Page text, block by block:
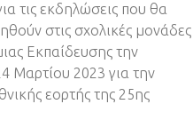
τις εκδηλώσεις που θα
στις σχολικές μονάδες
Εκπαίδευσης την
Μαρτίου 2023 για την
εορτής της 25ης